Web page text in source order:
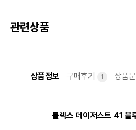
관련상품
상품정보 구매후기 1 상품문
롤렉스 데이저스트 41 블